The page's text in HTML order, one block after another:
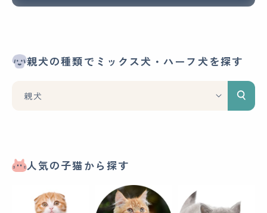
親犬の種類でミックス犬・ハーフ犬を探す
人気の子猫から探す